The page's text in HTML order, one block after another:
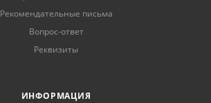
Рекомендательные письма
Вопрос-ответ
Реквизиты
ИНФОРМАЦИЯ